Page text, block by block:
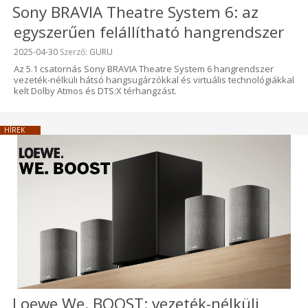
Sony BRAVIA Theatre System 6: az
egyszerűen felállítható hangrendszer
Beküldve:
2025-04-30 Szerző: GURU
Az 5.1 csatornás Sony BRAVIA Theatre System 6 hangrendszer
vezeték-nélküli hátsó hangsugárzókkal és virtuális technológiákkal
kelt Dolby Atmos és DTS:X térhangzást.
HÍREK
Loewe We. BOOST: vezeték-nélküli